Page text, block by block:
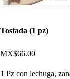
Tostada (1 pz)
MX$66.00
1 Pz con lechuga,